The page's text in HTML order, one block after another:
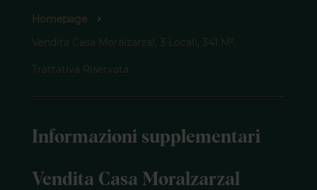
Homepage
Vendita Casa Moralzarzal, 3 Locali, 341 M²,
Trattativa Riservata
Informazioni supplementari
Vendita Casa Moralzarzal